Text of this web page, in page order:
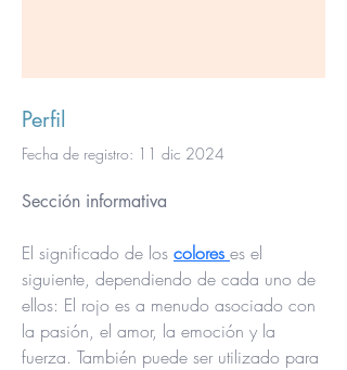
Perfil
Fecha de registro: 11 dic 2024
Sección informativa
El significado de los colores es el
siguiente, dependiendo de cada uno de
ellos: El rojo es a menudo asociado con
la pasión, el amor, la emoción y la
fuerza. También puede ser utilizado para